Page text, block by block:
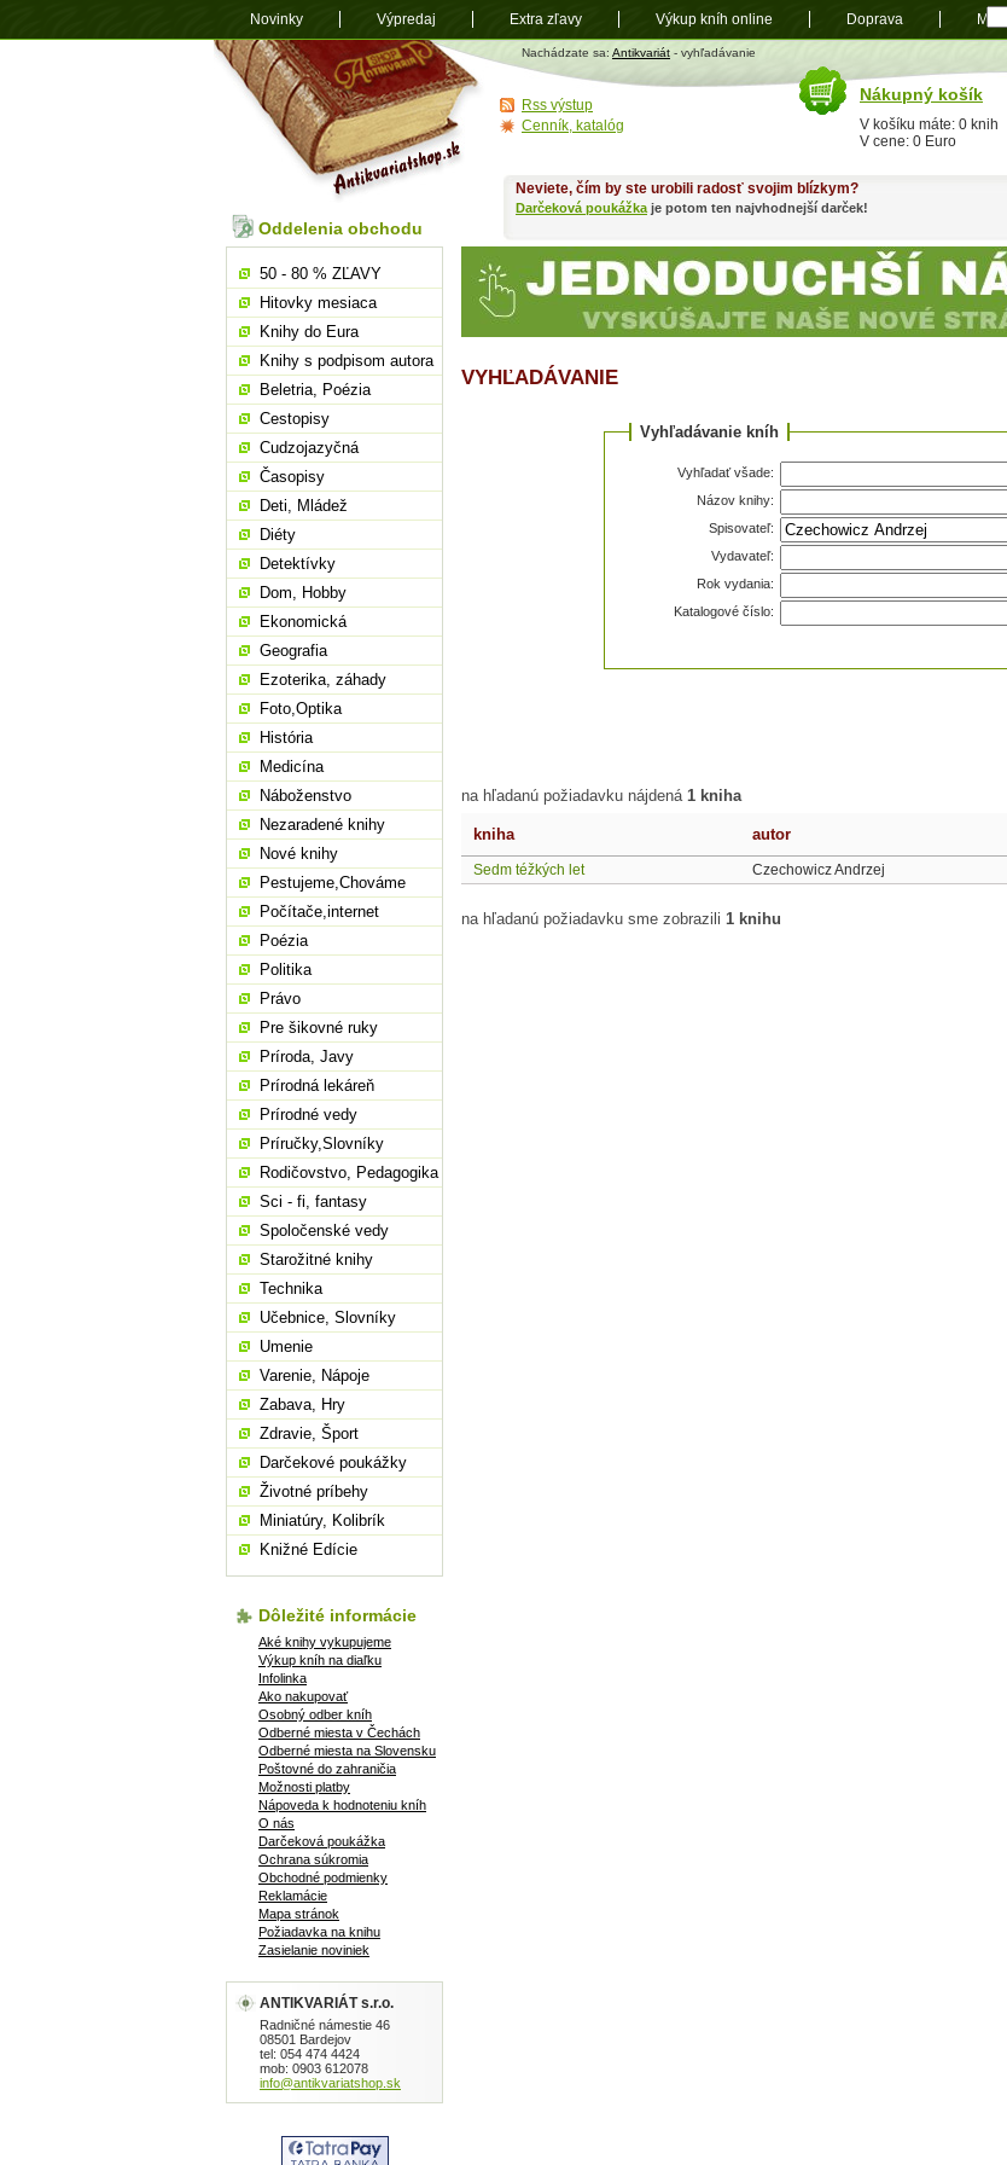
Antikvariát
shop.sk
Nachádzate sa: Antikvariát - vyhľadávanie
VYHĽADÁVANIE
Vyhľadávanie kníh
Vyhľadať všade:
Názov knihy:
Spisovateľ:
Vydavateľ:
Rok vydania:
Katalogové číslo:
na hľadanú požiadavku nájdená 1 kniha
kniha autor
Sedm téžkých let Czechowicz Andrzej
na hľadanú požiadavku sme zobrazili 1 knihu
Neviete, čím by ste urobili radosť svojim blízkym?
Darčeková poukážka je potom ten najvhodnejší darček!
Oddelenia obchodu
50 - 80 % ZĽAVY
Hitovky mesiaca
Knihy do Eura
Knihy s podpisom autora
Beletria, Poézia
Cestopisy
Cudzojazyčná
Časopisy
Deti, Mládež
Diéty
Detektívky
Dom, Hobby
Ekonomická
Geografia
Ezoterika, záhady
Foto,Optika
História
Medicína
Náboženstvo
Nezaradené knihy
Nové knihy
Pestujeme,Chováme
Počítače,internet
Poézia
Politika
Právo
Pre šikovné ruky
Príroda, Javy
Prírodná lekáreň
Prírodné vedy
Príručky,Slovníky
Rodičovstvo, Pedagogika
Sci - fi, fantasy
Spoločenské vedy
Starožitné knihy
Technika
Učebnice, Slovníky
Umenie
Varenie, Nápoje
Zabava, Hry
Zdravie, Šport
Darčekové poukážky
Životné príbehy
Miniatúry, Kolibrík
Knižné Edície
Dôležité informácie
Aké knihy vykupujeme
Výkup kníh na diaľku
Infolinka
Ako nakupovať
Osobný odber kníh
Odberné miesta v Čechách
Odberné miesta na Slovensku
Poštovné do zahraničia
Možnosti platby
Nápoveda k hodnoteniu kníh
O nás
Darčeková poukážka
Ochrana súkromia
Obchodné podmienky
Reklamácie
Mapa stránok
Požiadavka na knihu
Zasielanie noviniek
ANTIKVARIÁT s.r.o.
Radničné námestie 46
08501 Bardejov
tel: 054 474 4424
mob: 0903 612078
info@antikvariatshop.sk
Nákupný košík
V košíku máte: 0 knih
V cene: 0 Euro
Rss výstup
Cenník, katalóg
Novinky Výpredaj Extra zľavy Výkup kníh online Doprava Mapa